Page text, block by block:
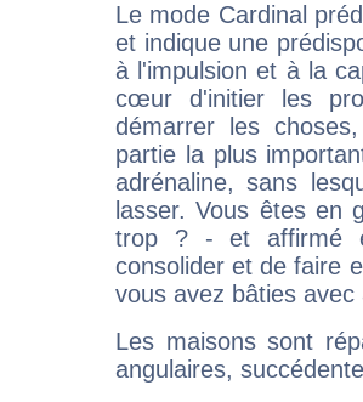
Le mode Cardinal
et indique une
à l'impulsion et à la
cœur d'initier les
démarrer les
partie la plus
adrénaline, sans
lasser. Vous êtes en
trop ? - et affirmé
consolider et de faire
vous avez bâties avec
Les maisons sont
angulaires,